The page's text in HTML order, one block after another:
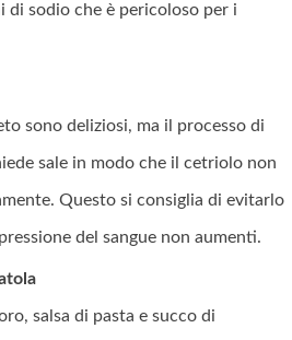
di sodio che è pericoloso per i
sono deliziosi, ma il processo di
sale in modo che il cetriolo non
Questo si consiglia di evitarlo
del sangue non aumenti.
salsa di pasta e succo di